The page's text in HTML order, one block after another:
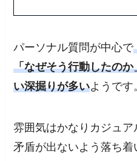
パーソナル質問が中心で
「なぜそう行動したの
い深掘りが多いようです
雰囲気はかなりカジュア
矛盾が出ないよう落ち着